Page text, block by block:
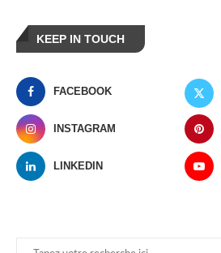
KEEP IN TOUCH
FACEBOOK
INSTAGRAM
LINKEDIN